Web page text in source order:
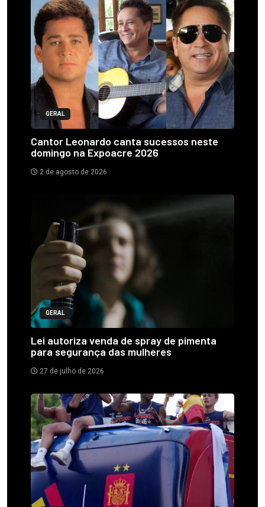
GERAL
Cantor Leonardo canta sucessos neste
domingo na Expoacre 2026
2 de agosto de 2026
GERAL
Lei autoriza venda de spray de pimenta
para segurança das mulheres
27 de julho de 2026